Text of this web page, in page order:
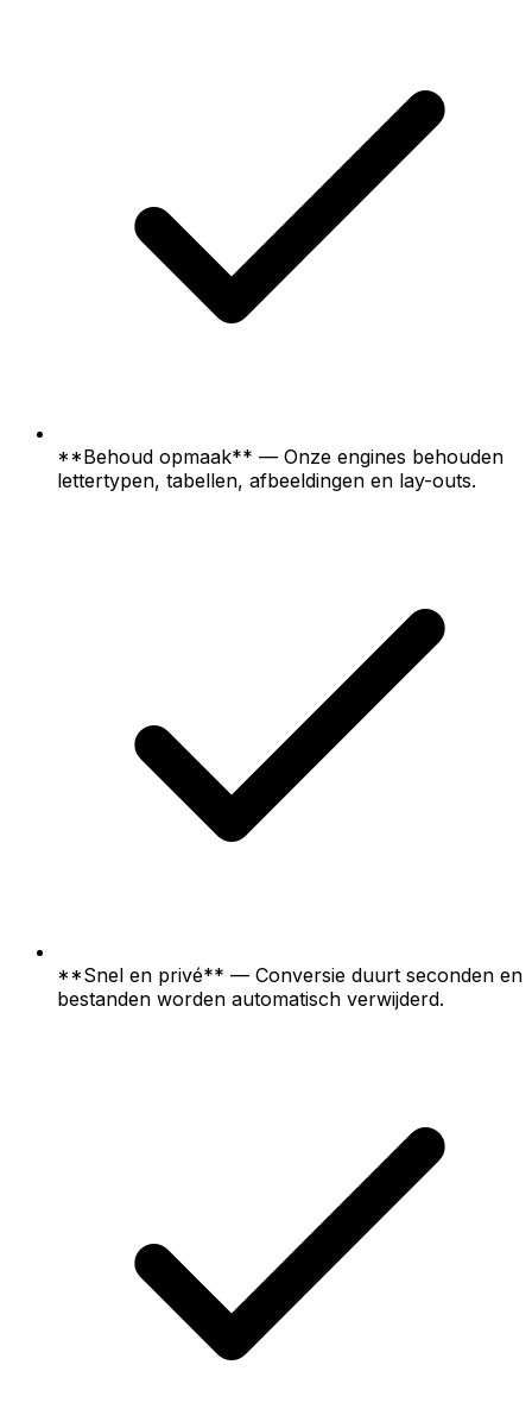
**Behoud opmaak** — Onze engines behouden
lettertypen, tabellen, afbeeldingen en lay-outs.
**Snel en privé** — Conversie duurt seconden en
bestanden worden automatisch verwijderd.